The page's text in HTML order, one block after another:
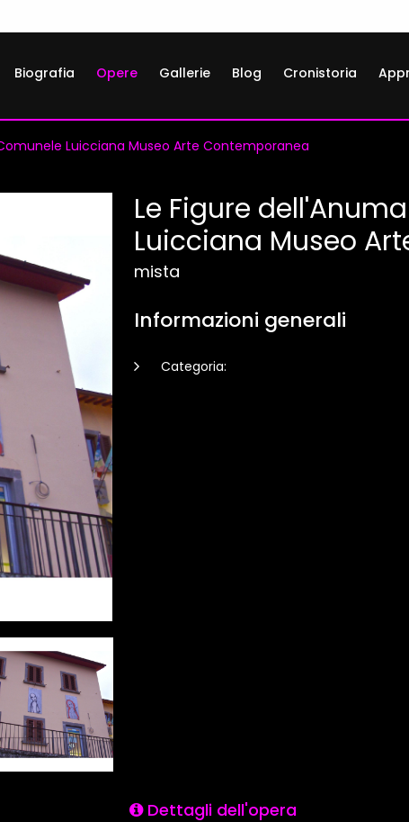
Biografia Opere Gallerie Blog Cronistoria
Luicciana Museo Arte Contemporanea
Le Figure
Luicciana Museo
mista
Informazioni generali
Categoria:
Dettagli dell'opera